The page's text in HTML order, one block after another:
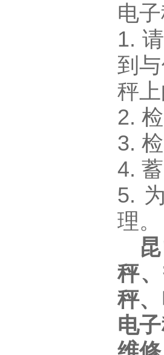
电
1.
到
秤
2.
3.
4.
5.
理
昆
秤
秤
电